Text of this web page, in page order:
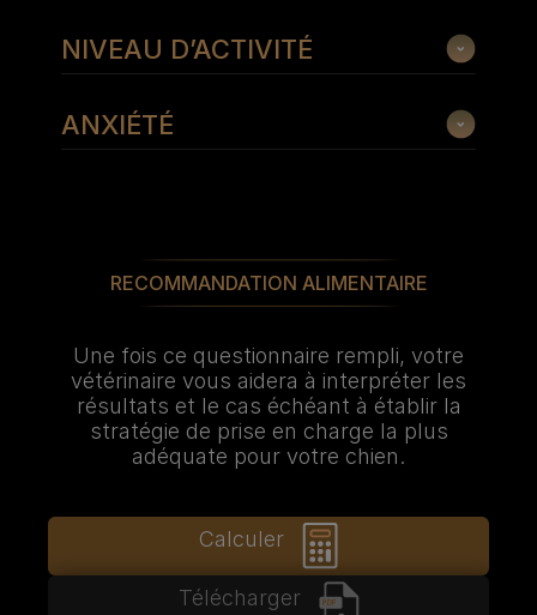
NIVEAU D’ACTIVITÉ
ANXIÉTÉ
RECOMMANDATION ALIMENTAIRE
Une fois ce questionnaire rempli, votre
vétérinaire vous aidera à interpréter les
résultats et le cas échéant à établir la
stratégie de prise en charge la plus
adéquate pour votre chien.
Calculer
Télécharger